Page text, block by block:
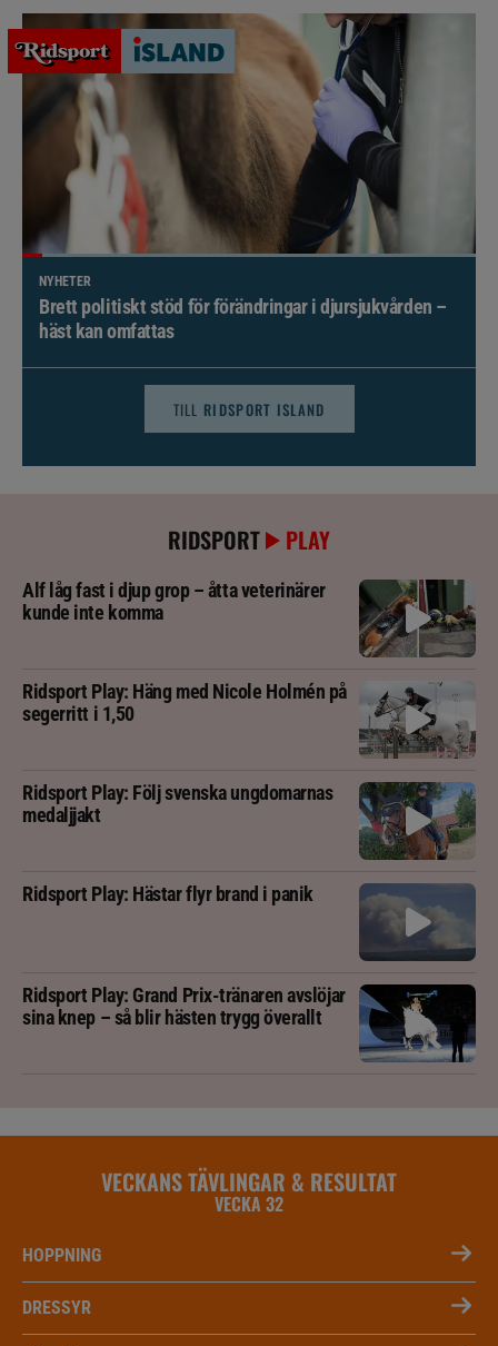
NYHETER
Brett politiskt stöd för förändringar i djursjukvården –
häst kan omfattas
TILL RIDSPORT ISLAND
RIDSPORT PLAY
Alf låg fast i djup grop – åtta veterinärer
kunde inte komma
Ridsport Play: Häng med Nicole Holmén på
segerritt i 1,50
Ridsport Play: Följ svenska ungdomarnas
medaljjakt
Ridsport Play: Hästar flyr brand i panik
Ridsport Play: Grand Prix-tränaren avslöjar
sina knep – så blir hästen trygg överallt
VECKANS TÄVLINGAR & RESULTAT
VECKA 32
HOPPNING
DRESSYR